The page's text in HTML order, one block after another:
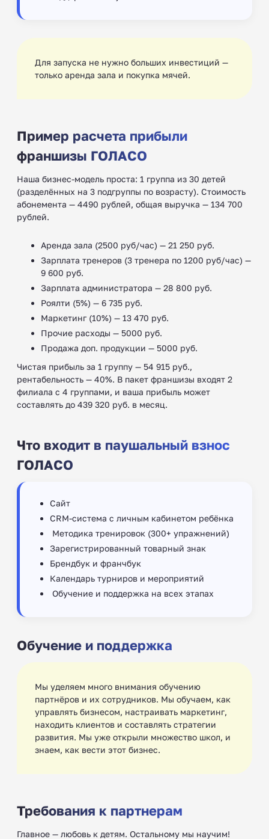
Для запуска не нужно больших инвестиций —
только аренда зала и покупка мячей.
Пример расчета прибыли
франшизы ГОЛАСО
Наша бизнес-модель проста: 1 группа из 30 детей
(разделённых на 3 подгруппы по возрасту). Стоимость
абонемента — 4490 рублей, общая выручка — 134 700
рублей.
Аренда зала (2500 руб/час) — 21 250 руб.
Зарплата тренеров (3 тренера по 1200 руб/час) —
9 600 руб.
Зарплата администратора — 28 800 руб.
Роялти (5%) — 6 735 руб.
Маркетинг (10%) — 13 470 руб.
Прочие расходы — 5000 руб.
Продажа доп. продукции — 5000 руб.
Чистая прибыль за 1 группу — 54 915 руб.,
рентабельность — 40%. В пакет франшизы входят 2
филиала с 4 группами, и ваша прибыль может
составлять до 439 320 руб. в месяц.
Что входит в паушальный взнос
ГОЛАСО
Сайт
CRM-система с личным кабинетом ребёнка
‍ Методика тренировок (300+ упражнений)
Зарегистрированный товарный знак
Брендбук и франчбук
Календарь турниров и мероприятий
‍ Обучение и поддержка на всех этапах
Обучение и поддержка
Мы уделяем много внимания обучению
партнёров и их сотрудников. Мы обучаем, как
управлять бизнесом, настраивать маркетинг,
находить клиентов и составлять стратегии
развития. Мы уже открыли множество школ, и
знаем, как вести этот бизнес.
Требования к партнерам
Главное — любовь к детям. Остальному мы научим!